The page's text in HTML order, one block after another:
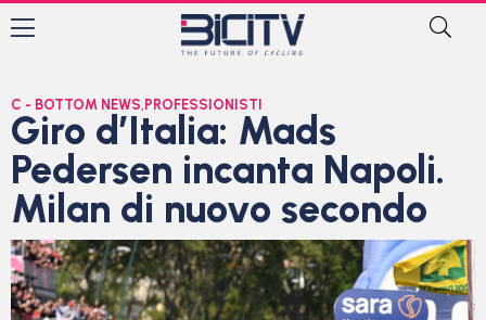
C - BOTTOM NEWS, PROFESSIONISTI
Giro d’Italia: Mads
Pedersen incanta Napoli.
Milan di nuovo secondo